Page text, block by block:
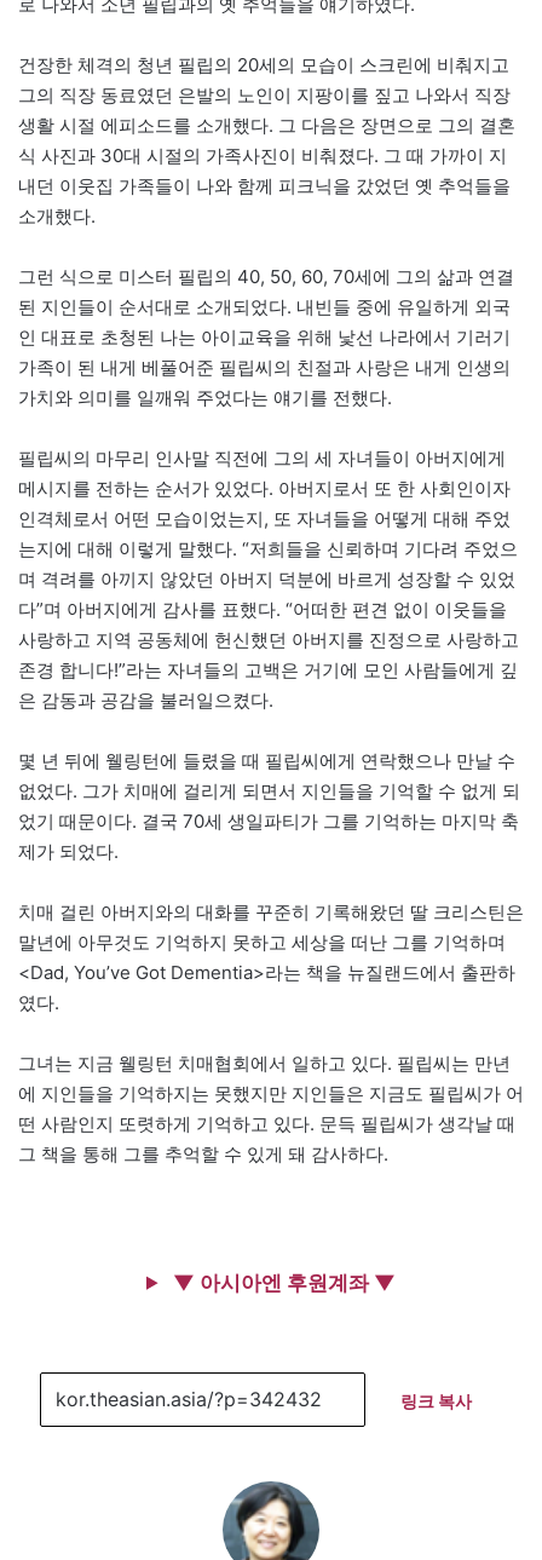
건장한 체격의 청년 필립의 20세의 모습이 스크린에 비춰지고
그의 직장 동료였던 은발의 노인이 지팡이를 짚고 나와서 직장
생활 시절 에피소드를 소개했다. 그 다음은 장면으로 그의 결혼
식 사진과 30대 시절의 가족사진이 비춰졌다. 그 때 가까이 지
내던 이웃집 가족들이 나와 함께 피크닉을 갔었던 옛 추억들을
소개했다.
그런 식으로 미스터 필립의 40, 50, 60, 70세에 그의 삶과 연결
된 지인들이 순서대로 소개되었다. 내빈들 중에 유일하게 외국
인 대표로 초청된 나는 아이교육을 위해 낯선 나라에서 기러기
가족이 된 내게 베풀어준 필립씨의 친절과 사랑은 내게 인생의
가치와 의미를 일깨워 주었다는 얘기를 전했다.
필립씨의 마무리 인사말 직전에 그의 세 자녀들이 아버지에게
메시지를 전하는 순서가 있었다. 아버지로서 또 한 사회인이자
인격체로서 어떤 모습이었는지, 또 자녀들을 어떻게 대해 주었
는지에 대해 이렇게 말했다. “저희들을 신뢰하며 기다려 주었으
며 격려를 아끼지 않았던 아버지 덕분에 바르게 성장할 수 있었
다”며 아버지에게 감사를 표했다. “어떠한 편견 없이 이웃들을
사랑하고 지역 공동체에 헌신했던 아버지를 진정으로 사랑하고
존경 합니다!”라는 자녀들의 고백은 거기에 모인 사람들에게 깊
은 감동과 공감을 불러일으켰다.
몇 년 뒤에 웰링턴에 들렸을 때 필립씨에게 연락했으나 만날 수
없었다. 그가 치매에 걸리게 되면서 지인들을 기억할 수 없게 되
었기 때문이다. 결국 70세 생일파티가 그를 기억하는 마지막 축
제가 되었다.
치매 걸린 아버지와의 대화를 꾸준히 기록해왔던 딸 크리스틴은
말년에 아무것도 기억하지 못하고 세상을 떠난 그를 기억하며
<Dad, You’ve Got Dementia>라는 책을 뉴질랜드에서 출판하
였다.
그녀는 지금 웰링턴 치매협회에서 일하고 있다. 필립씨는 만년
에 지인들을 기억하지는 못했지만 지인들은 지금도 필립씨가 어
떤 사람인지 또렷하게 기억하고 있다. 문득 필립씨가 생각날 때
그 책을 통해 그를 추억할 수 있게 돼 감사하다.
▼ 아시아엔 후원계좌 ▼
링크 복사